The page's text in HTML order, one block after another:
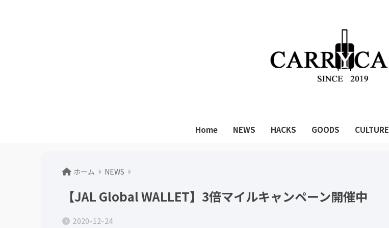
Home NEWS HACKS GOODS CULTURE
ホーム NEWS
【JAL Global WALLET】3倍マイルキャンペーン開催中
2020-12-24